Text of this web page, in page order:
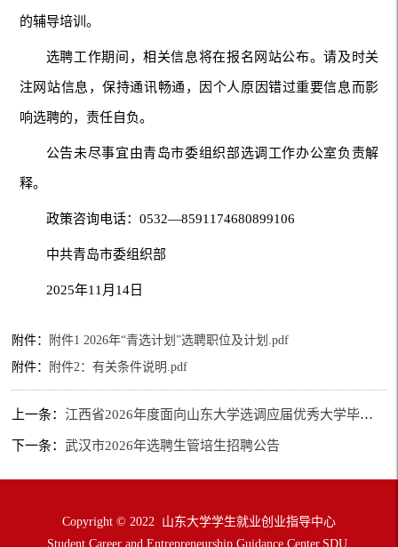
的辅导培训。
选聘工作期间，相关信息将在报名网站公布。请及时关
注网站信息，保持通讯畅通，因个人原因错过重要信息而影
响选聘的，责任自负。
公告未尽事宜由青岛市委组织部选调工作办公室负责解
释。
政策咨询电话：0532—8591174680899106
中共青岛市委组织部
2025年11月14日
附件：
附件1 2026年“青选计划”选聘职位及计划.pdf
附件：
附件2：有关条件说明.pdf
上一条：江西省2026年度面向山东大学选调应届优秀大学毕业生公告
下一条：武汉市2026年选聘生管培生招聘公告
Copyright © 2022 山东大学学生就业创业指导中心
Student Career and Entrepreneurship Guidance Center,SDU.